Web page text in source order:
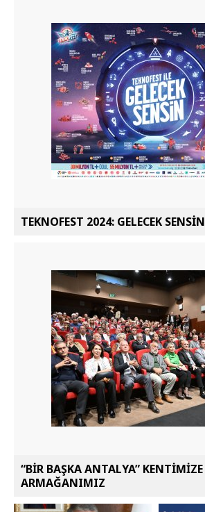
TEKNOFEST 2024: GELECEK SENSİN
“BİR BAŞKA ANTALYA” KENTİMİZE
ARMAĞANIMIZ